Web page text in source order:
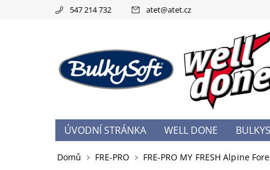
547 214 732 atet@atet.cz
ÚVODNÍ STRÁNKA WELL DONE
OBCHODNÍ PODMÍNKY
PODMÍNKY
Domů FRE-PRO FRE-PRO MY FRESH Alpine